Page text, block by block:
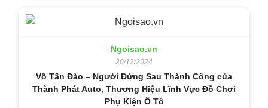
Ngoisao.vn
20/12/2024
Võ Tấn Đào – Người Đứng Sau Thành Công của
Thành Phát Auto, Thương Hiệu Lĩnh Vực Đồ Chơi
Phụ Kiện Ô Tô